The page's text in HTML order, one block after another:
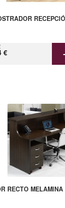
€
RECTO